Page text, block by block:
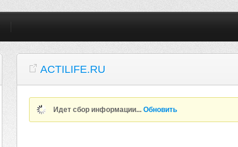
ACTILIFE.RU
Идет сбор информации...Обновить